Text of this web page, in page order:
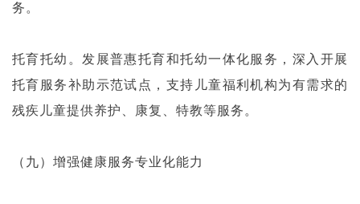
务。
托育托幼。发展普惠托育和托幼一体化服务，深入开展
托育服务补助示范试点，支持儿童福利机构为有需求的
残疾儿童提供养护、康复、特教等服务。
（九）增强健康服务专业化能力